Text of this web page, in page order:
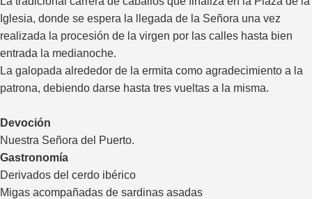
Iglesia, donde se espera la llegada de la Señora una vez
realizada la procesión de la virgen por las calles hasta bien
entrada la medianoche.
La galopada alrededor de la ermita como agradecimiento a la
patrona, debiendo darse hasta tres vueltas a la misma.
Devoción
Nuestra Señora del Puerto.
Gastronomía
Derivados del cerdo ibérico
Migas acompañadas de sardinas asadas